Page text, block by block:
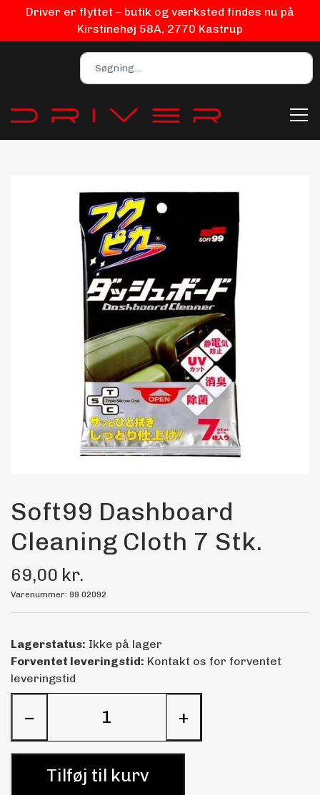
Driver er flyttet – butik og værksted findes nu på
Kirstinehøj 58A, 2770 Kastrup
Biludstyr
EV Udstyr
Maling
Bilstereo
Transport Udstyr
Olie
Kemi
Dæk & Fælge
Soft99 Dashboard
Cleaning Cloth 7 Stk.
69,00 kr.
Varenummer: 99 02092
Lagerstatus: Ikke på lager
Forventet leveringstid: Kontakt os for forventet
leveringstid
− +
Tilføj til kurv